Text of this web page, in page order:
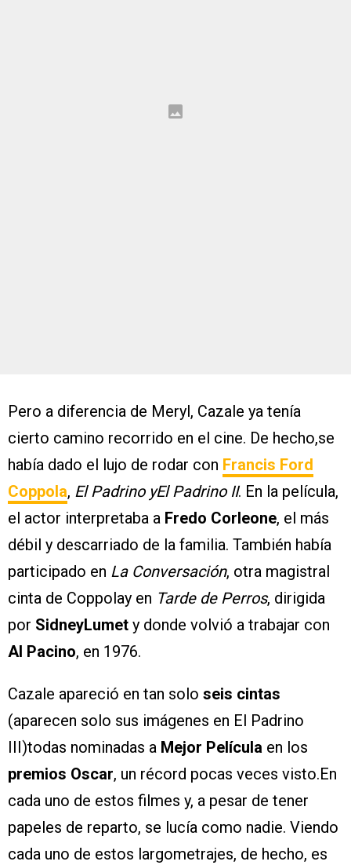
Pero a diferencia de Meryl, Cazale ya tenía
cierto camino recorrido en el cine. De hecho,se
había dado el lujo de rodar con Francis Ford
Coppola, El Padrino yEl Padrino II. En la película,
el actor interpretaba a Fredo Corleone, el más
débil y descarriado de la familia. También había
participado en La Conversación, otra magistral
cinta de Coppolay en Tarde de Perros, dirigida
por SidneyLumet y donde volvió a trabajar con
Al Pacino, en 1976.
Cazale apareció en tan solo seis cintas
(aparecen solo sus imágenes en El Padrino
III)todas nominadas a Mejor Película en los
premios Oscar, un récord pocas veces visto.En
cada uno de estos filmes y, a pesar de tener
papeles de reparto, se lucía como nadie. Viendo
cada uno de estos largometrajes, de hecho, es